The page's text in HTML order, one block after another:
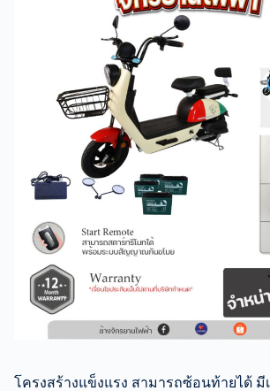
โครงสร้างแข็งแรง สามารถซ้อนท้ายได้ มี